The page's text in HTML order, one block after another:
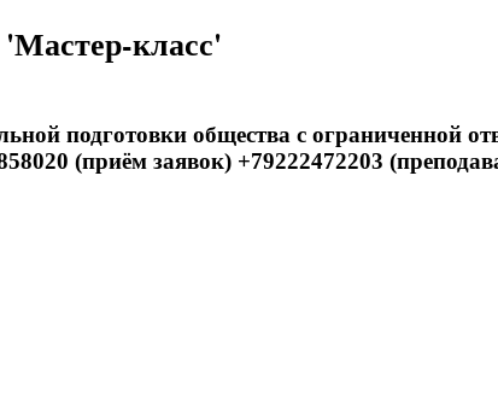
класс'
подготовки общества с ограниченной
(приём заявок) +79222472203